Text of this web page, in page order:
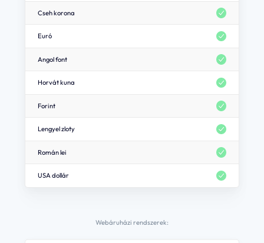
Cseh korona
Euró
Angol font
Horvát kuna
Forint
Lengyel zloty
Román lei
USA dollár
Webáruházi rendszerek: